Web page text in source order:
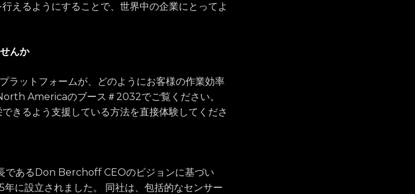
えるようにすることで、世界中の企業にとってよ
んか
ットフォームが、どのようにお客様の作業効率
Americaのブース＃2032でご覧ください。
きるよう支援している方法を直接体験してくださ
あるDon Berchoff CEOのビジョンに基づい
に設立されました。 同社は、包括的なセンサー